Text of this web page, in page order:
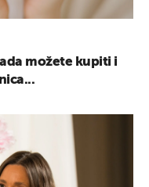
možete kupiti i